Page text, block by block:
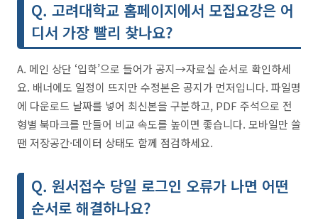
Q. 고려대학교 홈페이지에서 모집요강은 어
디서 가장 빨리 찾나요?
A. 메인 상단 ‘입학’으로 들어가 공지→자료실 순서로 확인하세
요. 배너에도 일정이 뜨지만 수정본은 공지가 먼저입니다. 파일명
에 다운로드 날짜를 넣어 최신본을 구분하고, PDF 주석으로 전
형별 북마크를 만들어 비교 속도를 높이면 좋습니다. 모바일만 쓸
땐 저장공간·데이터 상태도 함께 점검하세요.
Q. 원서접수 당일 로그인 오류가 나면 어떤
순서로 해결하나요?